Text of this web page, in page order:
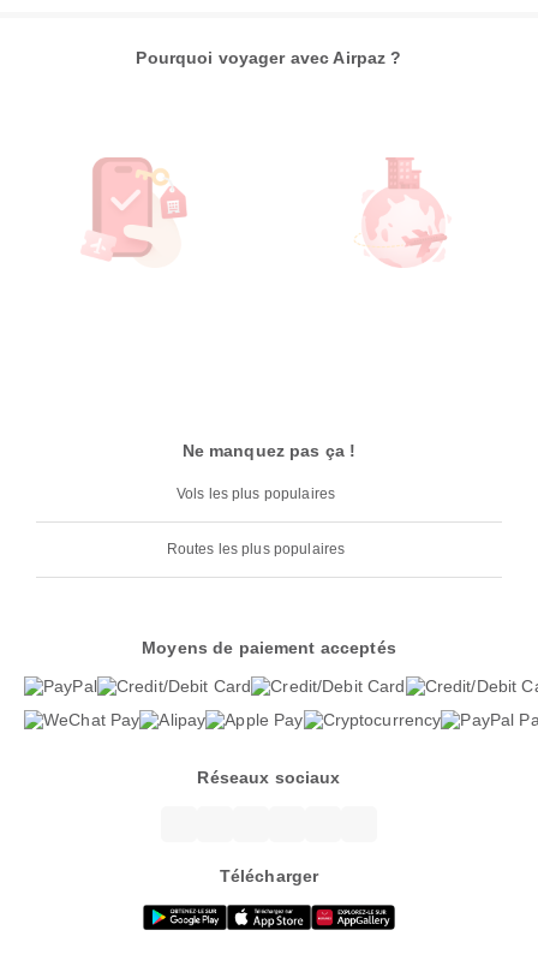
Pourquoi voyager avec Airpaz ?
Ne manquez pas ça !
Vols les plus populaires
Routes les plus populaires
Moyens de paiement acceptés
Réseaux sociaux
Télécharger